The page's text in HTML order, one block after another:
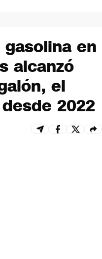
en
alcanzó
el
2022